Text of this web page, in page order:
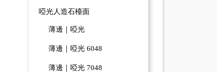
啞光人造石檯面
薄邊｜啞光
薄邊｜啞光 6048
薄邊｜啞光 7048